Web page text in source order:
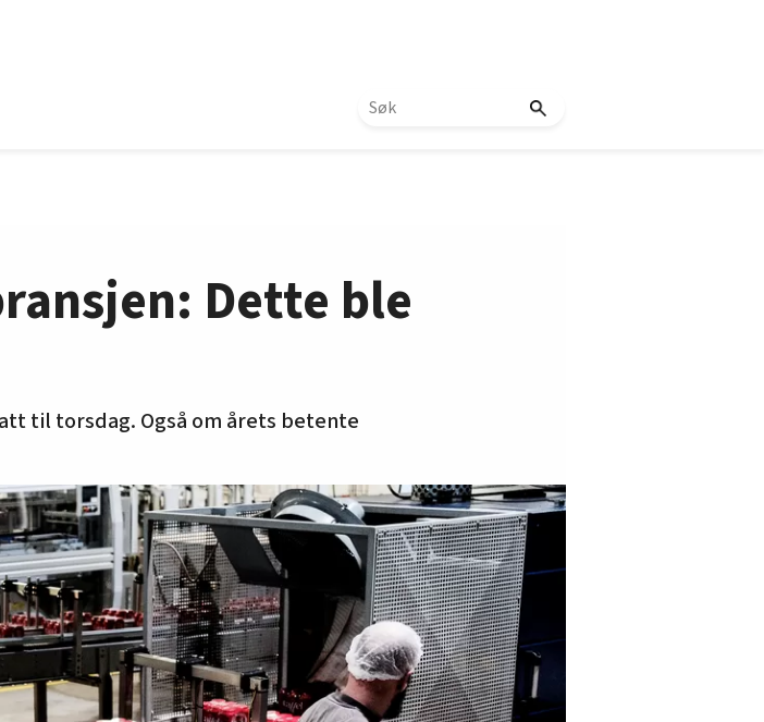
Dette ble
til torsdag. Også om årets betente